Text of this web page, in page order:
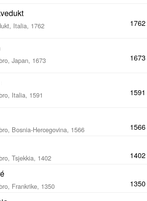
Italia, 1762 1762
Japan, 1673 1673
Italia, 1591 1591
Bosnia-Hercegovina, 1566 1566
Tsjekkia, 1402 1402
Frankrike, 1350 1350